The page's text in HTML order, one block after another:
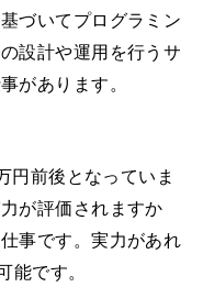
づいてプログラミン
設計や運用を行うサ
があります。
円前後となっていま
が評価されますか
事です。実力があれ
能です。